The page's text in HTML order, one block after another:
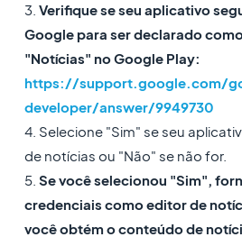
3. Verifique se seu aplicativo
Google para ser declarado
"Notícias" no Google Play:
https://support.google.com/
developer/answer/9949730
4. Selecione "Sim" se seu
de notícias ou "Não" se não for.
5. Se você selecionou "Sim",
credenciais como editor de
você obtém o conteúdo de